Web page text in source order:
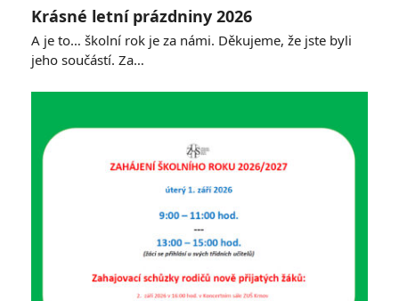
Krásné letní prázdniny 2026
A je to… školní rok je za námi. Děkujeme, že jste byli
jeho součástí. Za…